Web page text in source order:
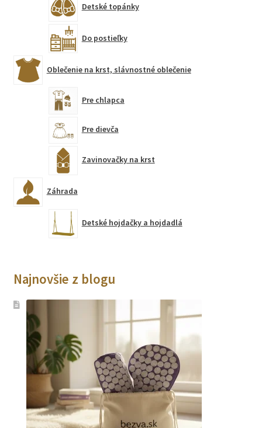
Detské topánky
Do postieľky
Oblečenie na krst, slávnostné oblečenie
Pre chlapca
Pre dievča
Zavinovačky na krst
Záhrada
Detské hojdačky a hojdadlá
Najnovšie z blogu